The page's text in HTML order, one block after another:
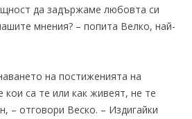
да задържаме любовта си
мнения? – попита Велко, най-
на постиженията на
кои са те или как живеят, не те
– отговори Веско. – Издигайки